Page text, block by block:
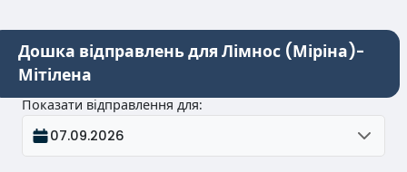
Дошка відправлень для Лімнос (Міріна)-
Мітілена
Показати відправлення для:
07.09.2026